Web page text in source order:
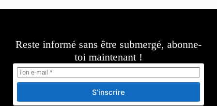
Reste informé sans être submergé, abonne-
toi maintenant !
S’inscrire